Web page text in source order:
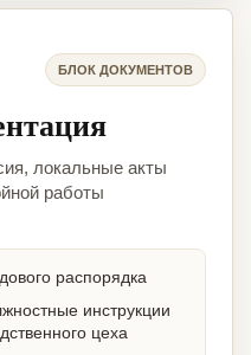
БЛОК ДОКУМЕНТОВ
локальные акты
работы
распорядка
инструкции
цеха